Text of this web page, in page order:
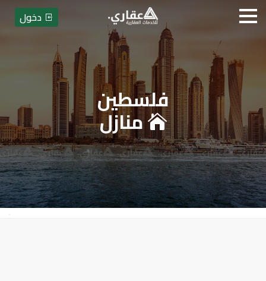
عقاري للخدمات العقارية -
فلسطين
منازل
دخول